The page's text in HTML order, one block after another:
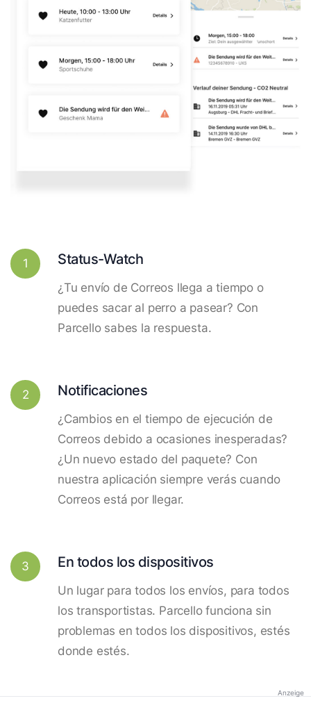
1 Status-Watch
¿Tu envío de Correos llega a tiempo o
puedes sacar al perro a pasear? Con
Parcello sabes la respuesta.
2 Notificaciones
¿Cambios en el tiempo de ejecución de
Correos debido a ocasiones inesperadas?
¿Un nuevo estado del paquete? Con
nuestra aplicación siempre verás cuando
Correos está por llegar.
3 En todos los dispositivos
Un lugar para todos los envíos, para todos
los transportistas. Parcello funciona sin
problemas en todos los dispositivos, estés
donde estés.
Anzeige